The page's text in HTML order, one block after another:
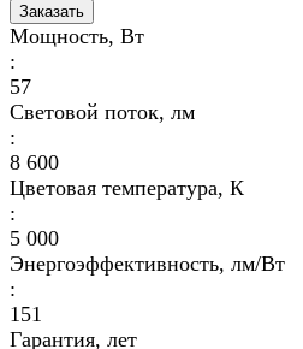
Заказать
Мощность, Вт
:
57
Световой поток, лм
:
8 600
Цветовая температура, К
:
5 000
Энергоэффективность, лм/Вт
:
151
Гарантия, лет